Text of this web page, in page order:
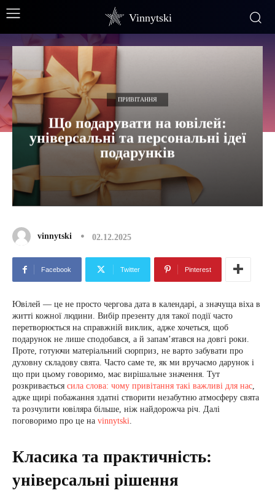
Vinnytski
ПРИВІТАННЯ
Що подарувати на ювілей:
універсальні та персональні ідеї
подарунків
vinnytski 02.12.2025
Facebook Twitter Pinterest
Ювілей — це не просто чергова дата в календарі, а значуща віха в
житті кожної людини. Вибір презенту для такої події часто
перетворюється на справжній виклик, адже хочеться, щоб
подарунок не лише сподобався, а й запам’ятався на довгі роки.
Проте, готуючи матеріальний сюрприз, не варто забувати про
духовну складову свята. Часто саме те, як ми вручаємо дарунок і
що при цьому говоримо, має вирішальне значення. Тут
розкривається сила слова: чому привітання такі важливі для нас,
адже щирі побажання здатні створити незабутню атмосферу свята
та розчулити ювіляра більше, ніж найдорожча річ. Далі
поговоримо про це на vinnytski.
Класика та практичність:
універсальні рішення